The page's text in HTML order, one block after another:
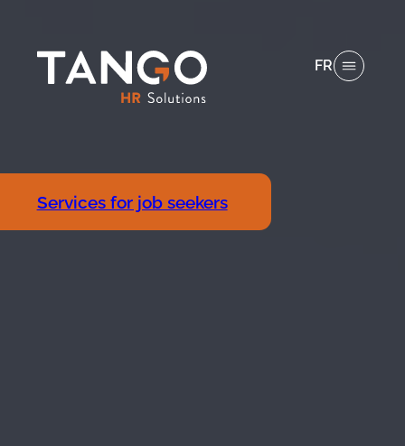
FR
Services for job seekers